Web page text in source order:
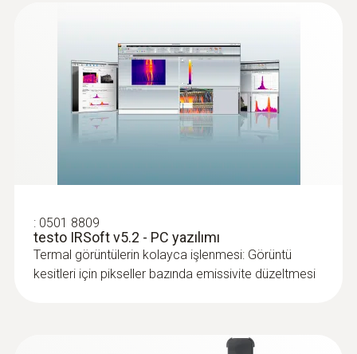
: 0501 8809
testo IRSoft v5.2 - PC yazılımı
Termal görüntülerin kolayca işlenmesi: Görüntü
kesitleri için pikseller bazında emissivite düzeltmesi